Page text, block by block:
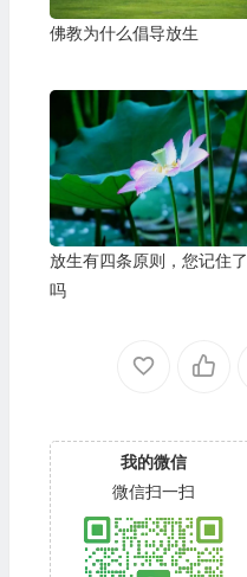
佛教为什么倡导放生
放生有四条原则，您记住了
吗
我的微信
微信扫一扫